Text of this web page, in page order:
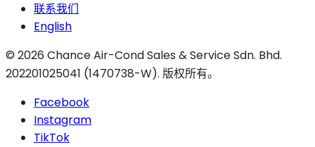
联系我们
English
© 2026 Chance Air-Cond Sales & Service Sdn. Bhd.
202201025041 (1470738-W). 版权所有。
Facebook
Instagram
TikTok